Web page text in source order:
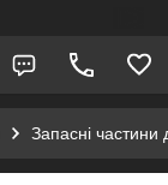
Запасні частини